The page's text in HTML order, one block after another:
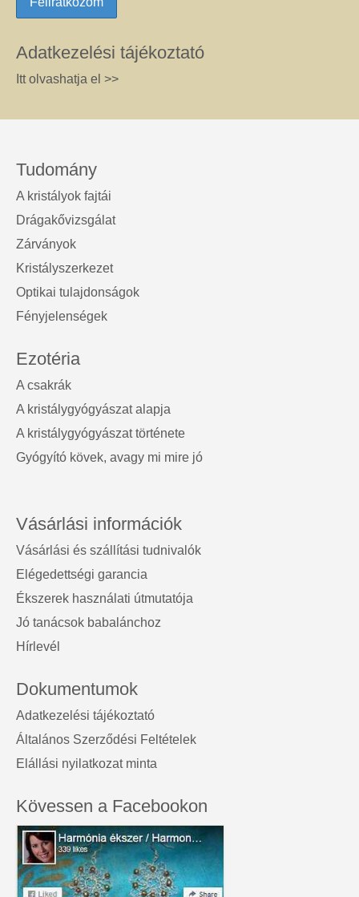
Adatkezelési tájékoztató
Itt olvashatja el >>
Tudomány
A kristályok fajtái
Drágakővizsgálat
Zárványok
Kristályszerkezet
Optikai tulajdonságok
Fényjelenségek
Ezotéria
A csakrák
A kristálygyógyászat alapja
A kristálygyógyászat története
Gyógyító kövek, avagy mi mire jó
Vásárlási információk
Vásárlási és szállítási tudnivalók
Elégedettségi garancia
Ékszerek használati útmutatója
Jó tanácsok babalánchoz
Hírlevél
Dokumentumok
Adatkezelési tájékoztató
Általános Szerződési Feltételek
Elállási nyilatkozat minta
Kövessen a Facebookon